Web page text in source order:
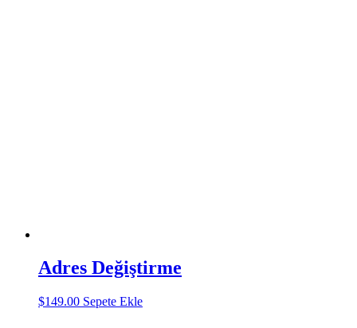
Adres Değiştirme
$149.00 Sepete Ekle